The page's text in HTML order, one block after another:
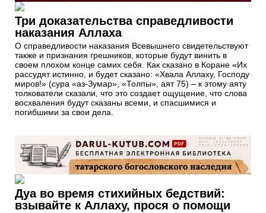
Три доказательства справедливости
наказания Аллаха
О справедливости наказания Всевышнего свидетельствуют
также и признания грешников, которые будут винить в
своем плохом конце самих себя. Как сказано в Коране «Их
рассудят истинно, и будет сказано: «Хвала Аллаху, Господу
миров!» (сура «аз-Зумар», «Толпы», аят 75) – к этому аяту
толкователи сказали, что это создает ощущение, что слова
восхваления будут сказаны всеми, и спасшимися и
погибшими за свои дела.
Дуа во время стихийных бедствий:
взывайте к Аллаху, прося о помощи